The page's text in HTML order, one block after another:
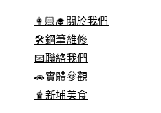
👩🏻‍🎓關於我們
🛠️鋼筆維修
📧聯絡我們
🚗實體參觀
🧋新埔美食